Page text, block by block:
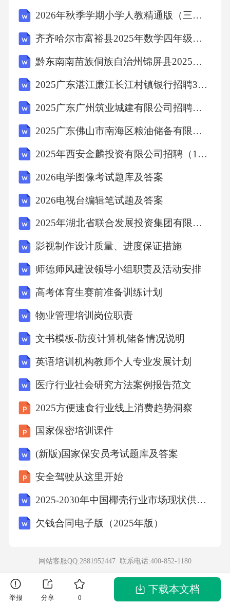
人们会根据诗歌表达所需而选择绿或青。3.下列
是(3分)A.杜甫《登岳阳楼》:“亲朋无一字，老病
有孤舟。戎马关山北，凭轩涕泗流。”B.王安石
《桂枝香·金陵怀古》:“登临送目，正故国晚
秋，天气初肃。”C.张孝祥《念奴娇·过洞庭》:
《游园》:“原来姹紫嫣红开遍，似这般都付与断
井颓垣。”4.黄庭坚《登快阁》“落木千山天远
大”中的“落木”是从屈原“木叶”发展来的，黄庭
坚为何宁可用“木”不用“叶”呢?请结合材料简要
分析。(4分)5.木与树、绿与青，相近而不同，
你从林庚的深入分析中悟到了哪些语文学习方
法呢?请结合材料简要梳理概(二)阅读Ⅱ(本题共
4小题，16分)阅读下面的文字，完成6～9题。材
不会唱歌，甚至不会在地上书写悲惨的遭遇。
所以，只是偶尔有人把硬币丢在小盆里，乞丐
总算能填饱肚子。另外，还能坚持他唯一的习
惯：每天买张彩票。夜幕降临时，乞丐会回到
他的住处——城郊一个废弃的菜园。菜园里有
一眼枯井，井边有棵树。这天，跑来一条瑟瑟
发抖的小狗。小狗瘦得可怜，试探着在乞丐的
小盆里舔舐着，乞丐昨晚用它盛过食物。乞丐
紧紧地依偎在一起。小狗很聪明，叼着小盆打
转。路人觉得惊奇，纷纷把钱放到小盆里。“富
裕”起来的乞丐好运也随之降临，他居然中了大
奖。乞丐买下这座菜园，建起了一座豪华的房
的生活真好!唯一让乞丐先生感到尴尬的是人们
2026年秋季学期小学人教精通版（三起）（新教材） 英语六年级上册教学计划含进度表
齐齐哈尔市富裕县2025年数学四年级下学期期末学业质量监测试题（含答案）
黔东南南苗族侗族自治州锦屏县2025届数学三年级下学期期末考试模拟试题（含解析）
2025广东湛江廉江长江村镇银行招聘3人笔试历年典型考题及考点剖析附带答案详解
2025广东广州筑业城建有限公司招聘人员（第二批）笔试人员及安排笔试历年备考题库附带答案详解
2025广东佛山市南海区粮油储备有限公司招聘2人笔试历年常考点试题专练附带答案详解
2025年西安金麟投资有限公司招聘（12人）笔试历年典型考点题库附带答案详解
2026电学图像考试题库及答案
2026电视台编辑笔试题及答案
2025年湖北省联合发展投资集团有限公司人员招聘笔试模拟试题附答案详解（典型题）
影视制作设计质量、进度保证措施
师德师风建设领导小组职责及活动安排
高考体育生赛前准备训练计划
物业管理培训岗位职责
文书模板-防疫计算机储备情况说明
英语培训机构教师个人专业发展计划
医疗行业社会研究方法案例报告范文
2025方便速食行业线上消费趋势洞察
国家保密培训课件
(新版)国家保安员考试题库及答案
安全驾驶从这里开始
2025-2030年中国椰壳行业市场现状供需分析及投资评估规划分析研究报告
欠钱合同电子版（2025年版）
网站客服QQ:2881952447 联系电话:400-852-1180
举报 分享 0
下载本文档